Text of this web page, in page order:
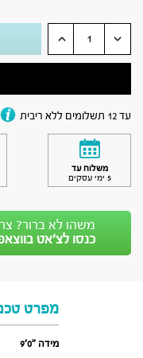
עד 12 תשלומים ללא ריבית
משלוח עד
5 ימי עסקים
משהו לא ברור?
כנסו לצ’אט
מפרט
מידה ״0׳9